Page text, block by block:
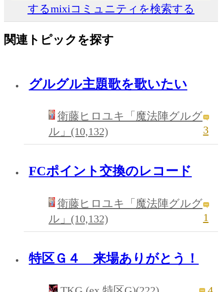
するmixiコミュニティを検索する
関連トピックを探す
グルグル主題歌を歌いたい
衛藤ヒロユキ「魔法陣グルグ
ル」(10,132)
3
FCポイント交換のレコード
衛藤ヒロユキ「魔法陣グルグ
ル」(10,132)
1
特区Ｇ４ 来場ありがとう！